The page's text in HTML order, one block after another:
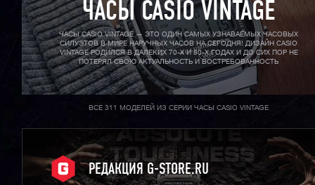
ЧАСЫ CASIO VINTAGE
ЧАСЫ CASIO VINTAGE — ЭТО ОДИН САМЫХ УЗНАВАЕМЫХ ЧАСОВЫХ
СИЛУЭТОВ В МИРЕ НАРУЧНЫХ ЧАСОВ НА СЕГОДНЯ! ДИЗАЙН CASIO
VINTAGE РОДИЛСЯ В ДАЛЕКИХ 70-X И 80-X ГОДАХ И ДО СИХ ПОР НЕ
ПОТЕРЯЛ СВОЮ АКТУАЛЬНОСТЬ И ВОСТРЕБОВАННОСТЬ
ВСЕ 311 МОДЕЛЕЙ ИЗ СЕРИИ ЧАСЫ CASIO VINTAGE
РЕДАКЦИЯ G-STORE.RU